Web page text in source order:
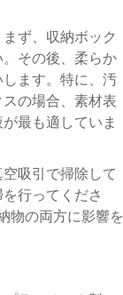
ず、収納ボック
その後、柔らか
ます。特に、汚
の場合、素材表
最も適していま
吸引で掃除して
行ってくださ
物の両方に影響を